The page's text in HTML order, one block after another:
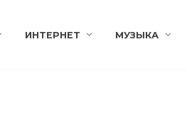
ИНТЕРНЕТ МУЗЫКА